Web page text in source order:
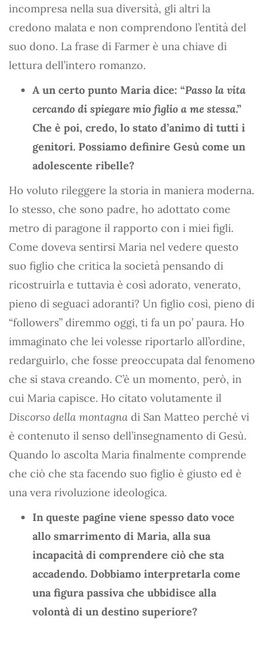
incompresa nella sua diversità, gli altri la
credono malata e non comprendono l’entità del
suo dono. La frase di Farmer è una chiave di
lettura dell’intero romanzo.
A un certo punto Maria dice: “Passo la vita
cercando di spiegare mio figlio a me stessa.”
Che è poi, credo, lo stato d’animo di tutti i
genitori. Possiamo definire Gesù come un
adolescente ribelle?
Ho voluto rileggere la storia in maniera moderna.
Io stesso, che sono padre, ho adottato come
metro di paragone il rapporto con i miei figli.
Come doveva sentirsi Maria nel vedere questo
suo figlio che critica la società pensando di
ricostruirla e tuttavia è così adorato, venerato,
pieno di seguaci adoranti? Un figlio così, pieno di
“followers” diremmo oggi, ti fa un po’ paura. Ho
immaginato che lei volesse riportarlo all’ordine,
redarguirlo, che fosse preoccupata dal fenomeno
che si stava creando. C’è un momento, però, in
cui Maria capisce. Ho citato volutamente il
Discorso della montagna di San Matteo perché vi
è contenuto il senso dell’insegnamento di Gesù.
Quando lo ascolta Maria finalmente comprende
che ciò che sta facendo suo figlio è giusto ed è
una vera rivoluzione ideologica.
In queste pagine viene spesso dato voce
allo smarrimento di Maria, alla sua
incapacità di comprendere ciò che sta
accadendo. Dobbiamo interpretarla come
una figura passiva che ubbidisce alla
volontà di un destino superiore?